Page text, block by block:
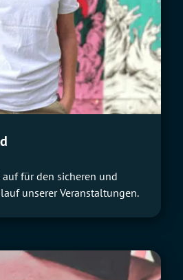
für den sicheren und
unserer Veranstaltungen.